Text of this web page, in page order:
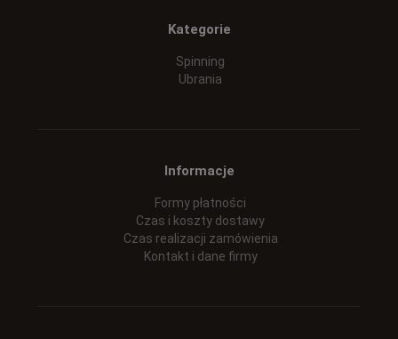
Kategorie
Spinning
Ubrania
Informacje
Formy płatności
Czas i koszty dostawy
Czas realizacji zamówienia
Kontakt i dane firmy